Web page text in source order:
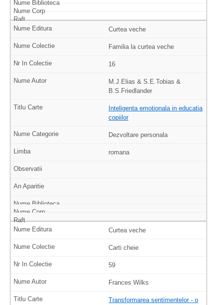
Curtea veche
Familia la curtea veche
16
M.J.Elias & S.E.Tobias &
B.S.Friedlander
Inteligenta emotionala in educatia
copiilor
Dezvoltare personala
romana
Curtea veche
Carti cheie
59
Frances Wilks
Transformarea sentimentelor - o